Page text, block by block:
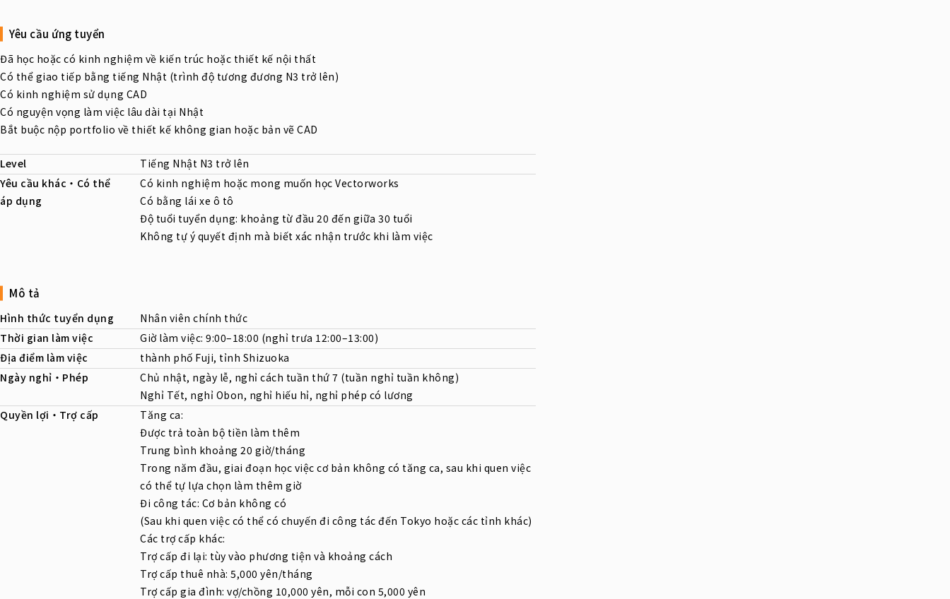
Yêu cầu ứng tuyển
Đã học hoặc có kinh nghiệm về kiến trúc hoặc thiết kế nội thất
Có thể giao tiếp bằng tiếng Nhật (trình độ tương đương N3 trở lên)
Có kinh nghiệm sử dụng CAD
Có nguyện vọng làm việc lâu dài tại Nhật
Bắt buộc nộp portfolio về thiết kế không gian hoặc bản vẽ CAD
Level
Tiếng Nhật N3 trở lên
Yêu cầu khác・Có thể
áp dụng
Có kinh nghiệm hoặc mong muốn học Vectorworks
Có bằng lái xe ô tô
Độ tuổi tuyển dụng: khoảng từ đầu 20 đến giữa 30 tuổi
Không tự ý quyết định mà biết xác nhận trước khi làm việc
Mô tả
Hình thức tuyển dụng
Nhân viên chính thức
Thời gian làm việc
Giờ làm việc: 9:00–18:00 (nghỉ trưa 12:00–13:00)
Địa điểm làm việc
thành phố Fuji, tỉnh Shizuoka
Ngày nghỉ・Phép
Chủ nhật, ngày lễ, nghỉ cách tuần thứ 7 (tuần nghỉ tuần không)
Nghỉ Tết, nghỉ Obon, nghỉ hiếu hỉ, nghỉ phép có lương
Quyền lợi・Trợ cấp
Tăng ca:
Được trả toàn bộ tiền làm thêm
Trung bình khoảng 20 giờ/tháng
Trong năm đầu, giai đoạn học việc cơ bản không có tăng ca, sau khi quen việc
có thể tự lựa chọn làm thêm giờ
Đi công tác: Cơ bản không có
(Sau khi quen việc có thể có chuyến đi công tác đến Tokyo hoặc các tỉnh khác)
Các trợ cấp khác:
Trợ cấp đi lại: tùy vào phương tiện và khoảng cách
Trợ cấp thuê nhà: 5,000 yên/tháng
Trợ cấp gia đình: vợ/chồng 10,000 yên, mỗi con 5,000 yên